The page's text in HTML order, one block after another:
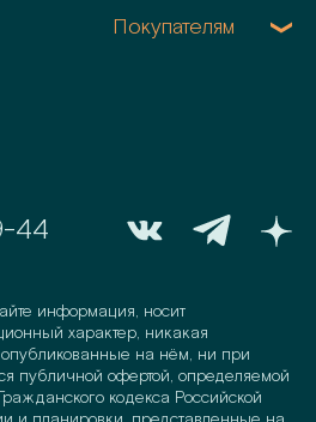
Покупателям
44
информация, носит
характер, никакая
на нём, ни при
публичной офертой, определяемой
кодекса Российской